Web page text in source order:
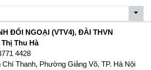
ĐỐI NGOẠI (VTV4), ĐÀI THVN
Thị Thu Hà
4428
Thanh, Phường Giảng Võ, TP. Hà Nội